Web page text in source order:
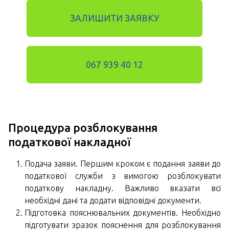
ЗАЛИШИТИ ЗАЯВКУ
067 939 40 12
Процедура розблокування
податкової накладної
Подача заяви. Першим кроком є ​​подання заяви до
податкової служби з вимогою розблокувати
податкову накладну. Важливо вказати всі
необхідні дані та додати відповідні документи.
Підготовка пояснювальних документів. Необхідно
підготувати зразок пояснення для розблокування